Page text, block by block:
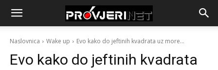
Naslovnica Wake up Evo kako do jeftinih kvadrata uz more…
Evo kako do jeftinih kvadrata